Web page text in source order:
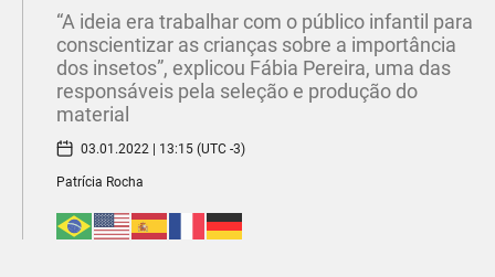
“A ideia era trabalhar com o público infantil para
conscientizar as crianças sobre a importância
dos insetos”, explicou Fábia Pereira, uma das
responsáveis pela seleção e produção do
material
03.01.2022 | 13:15 (UTC -3)
Patrícia Rocha